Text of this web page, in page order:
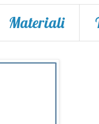
Materiali